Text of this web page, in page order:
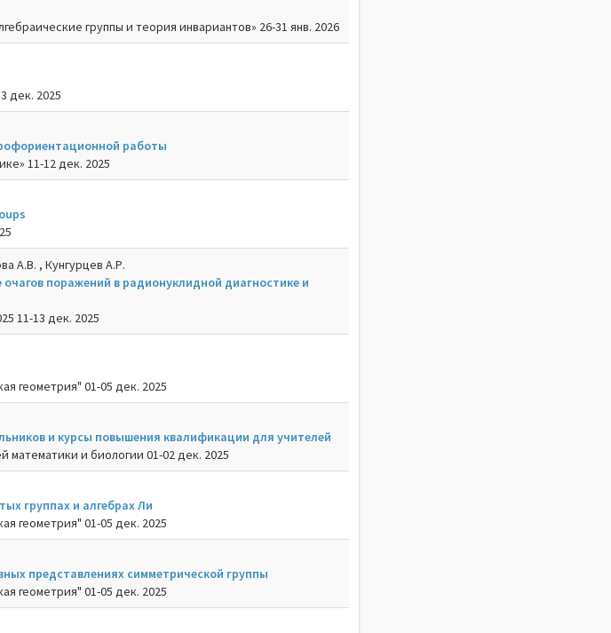
группы и теория инвариантов» 26-31 янв. 2026
дек. 2025
работы
11-12 дек. 2025
А.В. , Кунгурцев А.Р.
поражений в радионуклидной диагностике и
11-13 дек. 2025
геометрия" 01-05 дек. 2025
и курсы повышения квалификации для учителей
и биологии 01-02 дек. 2025
группах и алгебрах Ли
геометрия" 01-05 дек. 2025
представлениях симметрической группы
геометрия" 01-05 дек. 2025